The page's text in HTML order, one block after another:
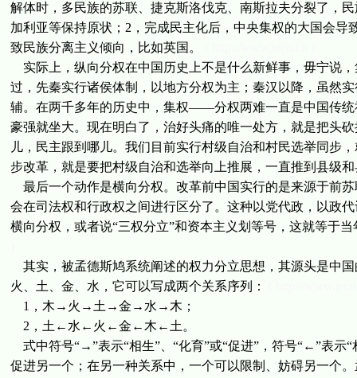
解体时，多民族的苏联、捷克斯洛伐克、南斯拉夫分裂了，
加利亚等保持原状；2，完成民主化后，中央集权的大国会
致民族分离主义倾向，比如英国。
实际上，纵向分权在中国历史上不是什么新鲜事，毋宁说
过，先秦实行诸侯体制，以地方分权为主；秦汉以降，虽然
辅。在两千多年的历史中，集权——分权两难一直是中国传
豪强就坐大。现在明白了，治好头痛的唯一处方，就是把头
儿，民主跟到哪儿。我们目前实行村级自治和村民选举同步
步改革，就是要把村级自治和选举向上推展，一直推到县级
最后一个动作是横向分权。改革前中国实行的是来源于前
会在司法权和行政权之间进行区分了。这种以党代政，以政
横向分权，或者说“三权分立”和资本主义划等号，这就等于
其实，被孟德斯鸠系统阐述的权力分立思想，其源头是中
火、土、金、水，它可以写成两个关系序列：
1，木→火→土→金→水→木；
2，土←水←火←金←木←土。
式中符号“→”表示“相生”、“化育”或“促进”，符号“←”表示
促进另一个；在另一种关系中，一个可以限制、妨碍另一个